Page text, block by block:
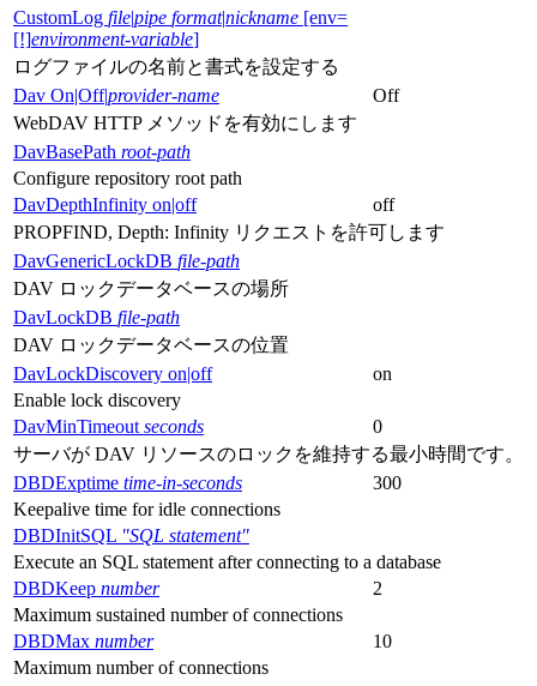
CustomLog file|pipe format|nickname [env=
[!]environment-variable]
ログファイルの名前と書式を設定する
Dav On|Off|provider-name
Off
WebDAV HTTP メソッドを有効にします
DavBasePath root-path
Configure repository root path
DavDepthInfinity on|off
off
PROPFIND, Depth: Infinity リクエストを許可します
DavGenericLockDB file-path
DAV ロックデータベースの場所
DavLockDB file-path
DAV ロックデータベースの位置
DavLockDiscovery on|off
on
Enable lock discovery
DavMinTimeout seconds
0
サーバが DAV リソースのロックを維持する最小時間です。
DBDExptime time-in-seconds
300
Keepalive time for idle connections
DBDInitSQL "SQL statement"
Execute an SQL statement after connecting to a database
DBDKeep number
2
Maximum sustained number of connections
DBDMax number
10
Maximum number of connections